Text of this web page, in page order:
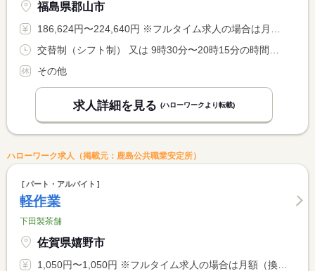
福島県郡山市
186,624円〜224,640円 ※フルタイム求人の場合は月額（換算額）、パート求人の場合は時間額を表示しています。
その他
求人詳細を見る (ハローワークより転載)
ハローワーク求人（掲載元：鹿島公共職業安定所）
パート・アルバイト
軽作業
下田製茶舗
佐賀県嬉野市
1,050円〜1,050円 ※フルタイム求人の場合は月額（換算額）、パート求人の場合は時間額を表示しています。